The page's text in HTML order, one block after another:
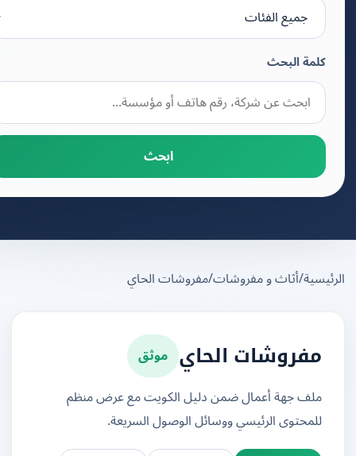
كلمة البحث
ابحث
/أثاث و مفروشات/مفروشات الحاي
مفروشات الحاي موثق
ملف جهة أعمال ضمن دليل الكويت مع عرض منظم
للمحتوى الرئيسي ووسائل الوصول السريعة.